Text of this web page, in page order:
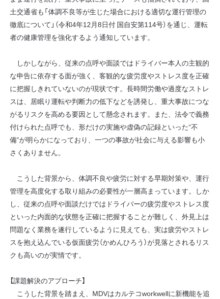
土交通省も「体調不良等が生じた場合における適切な運行管理の
徹底について」（令和4年12月8日付 国自安第114号）を通じ、運転
者の健康管理を強化するよう通知しています。
しかしながら、従来の点呼や面談ではドライバー本人の主観的
な申告に依存する面が強く、客観的な疲労度やストレス度を正確
に把握しきれていないのが現状です。長時間労働や過度なストレ
スは、居眠り運転や判断力の低下などを誘発し、重大事故につな
がるリスクを高める要因として懸念されます。また、法令で義務
付けられた点呼でも、形だけの実施や虚偽の記録といった“不
備”が明らかになっており、一つの事故が社会に与える影響も小
さくありません。
こうした背景から、体調不良や疲労に対する早期対策や、運行
管理を高度化する取り組みの必要性が一層高まっています。しか
し、従来の点呼や面談だけではドライバーの疲労度やストレス度
といった内面的な状態を正確に把握することが難しく、外見上は
問題なく業務を遂行しているように見えても、実は疲労やストレ
スを抱え込んでいる仮面疲労（かめんひろう）が見落とされるリス
クも高いのが実情です。
【課題解決のアプローチ】
こうした背景を踏まえ、MDVはカルテコworkwellに新機能を追